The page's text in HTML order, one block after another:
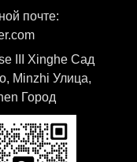
почте:
III Xinghe Сад
Minzhi Улица,
Город